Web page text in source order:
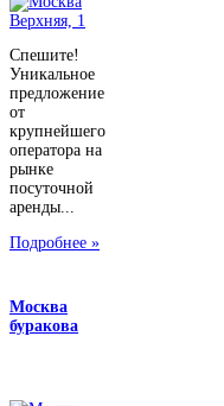
Спешите!
Уникальное
предложение
от
крупнейшего
оператора на
рынке
посуточной
аренды...
Подробнее »
Москва
буракова